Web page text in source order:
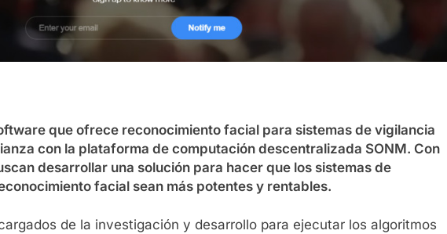
que ofrece reconocimiento facial para sistemas de vigilancia
con la plataforma de computación descentralizada SONM. Con
desarrollar una solución para hacer que los sistemas de
facial sean más potentes y rentables.
de la investigación y desarrollo para ejecutar los algoritmos